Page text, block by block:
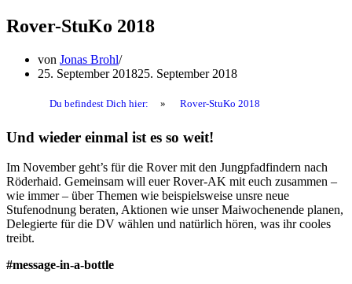
Rover-StuKo 2018
von Jonas Brohl
25. September 201825. September 2018
Du befindest Dich hier: » Rover-StuKo 2018
Und wieder einmal ist es so weit!
Im November geht’s für die Rover mit den Jungpfadfindern nach
Röderhaid. Gemeinsam will euer Rover-AK mit euch zusammen –
wie immer – über Themen wie beispielsweise unsre neue
Stufenodnung beraten, Aktionen wie unser Maiwochenende planen,
Delegierte für die DV wählen und natürlich hören, was ihr cooles
treibt.
#message-in-a-bottle